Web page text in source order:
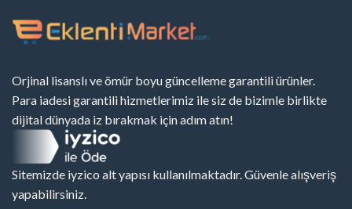
Orjinal lisanslı ve ömür boyu güncelleme garantili ürünler.
Para iadesi garantili hizmetlerimiz ile siz de bizimle birlikte
dijital dünyada iz bırakmak için adım atın!
Sitemizde iyzico alt yapısı kullanılmaktadır. Güvenle alışveriş
yapabilirsiniz.